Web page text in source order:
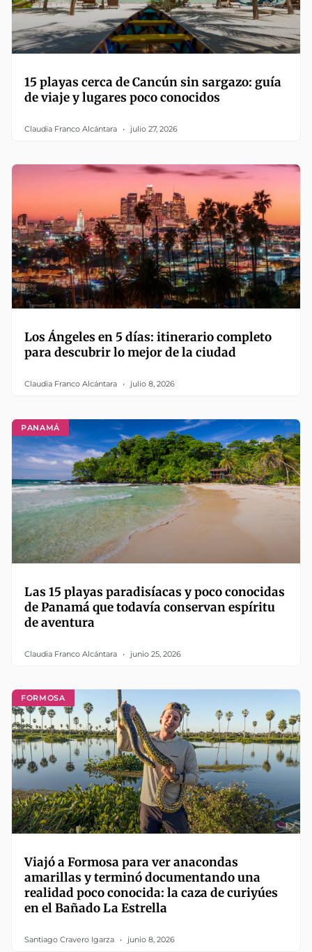
15 playas cerca de Cancún sin sargazo: guía
de viaje y lugares poco conocidos
Claudia Franco Alcántara julio 27, 2026
Los Ángeles en 5 días: itinerario completo
para descubrir lo mejor de la ciudad
Claudia Franco Alcántara julio 8, 2026
PANAMÁ
Las 15 playas paradisíacas y poco conocidas
de Panamá que todavía conservan espíritu
de aventura
Claudia Franco Alcántara junio 25, 2026
FORMOSA
Viajó a Formosa para ver anacondas
amarillas y terminó documentando una
realidad poco conocida: la caza de curiyúes
en el Bañado La Estrella
Santiago Cravero Igarza junio 8, 2026